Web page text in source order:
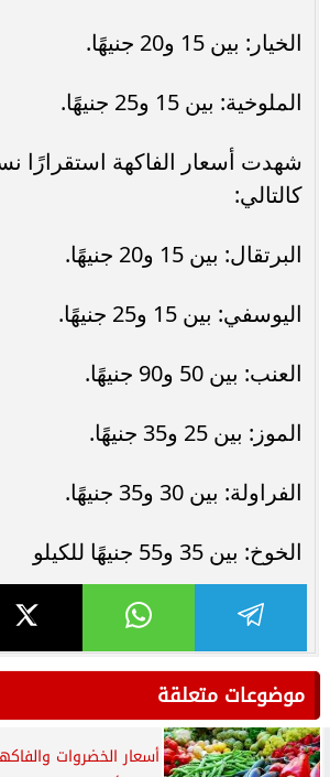
الخيار: بين 15 و20 جنيهًا.
الملوخية: بين 15 و25 جنيهًا.
شهدت أسعار الفاكهة استقرارًا
كالتالي:
البرتقال: بين 15 و20 جنيهًا.
اليوسفي: بين 15 و25 جنيهًا.
العنب: بين 50 و90 جنيهًا.
الموز: بين 25 و35 جنيهًا.
الفراولة: بين 30 و35 جنيهًا.
الخوخ: بين 35 و55 جنيهًا للكيلو
موضوعات متعلقة